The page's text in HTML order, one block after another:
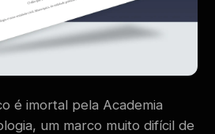
é imortal pela Academia
um marco muito difícil de